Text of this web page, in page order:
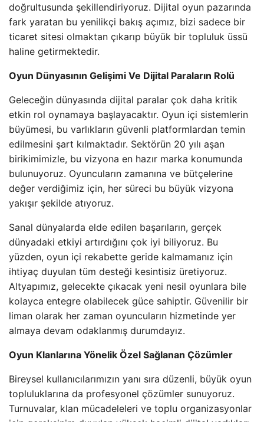
doğrultusunda şekillendiriyoruz. Dijital oyun pazarında
fark yaratan bu yenilikçi bakış açımız, bizi sadece bir
ticaret sitesi olmaktan çıkarıp büyük bir topluluk üssü
haline getirmektedir.
Oyun Dünyasının Gelişimi Ve Dijital Paraların Rolü
Geleceğin dünyasında dijital paralar çok daha kritik
etkin rol oynamaya başlayacaktır. Oyun içi sistemlerin
büyümesi, bu varlıkların güvenli platformlardan temin
edilmesini şart kılmaktadır. Sektörün 20 yılı aşan
birikimimizle, bu vizyona en hazır marka konumunda
bulunuyoruz. Oyuncuların zamanına ve bütçelerine
değer verdiğimiz için, her süreci bu büyük vizyona
yakışır şekilde atıyoruz.
Sanal dünyalarda elde edilen başarıların, gerçek
dünyadaki etkiyi artırdığını çok iyi biliyoruz. Bu
yüzden, oyun içi rekabette geride kalmamanız için
ihtiyaç duyulan tüm desteği kesintisiz üretiyoruz.
Altyapımız, gelecekte çıkacak yeni nesil oyunlara bile
kolayca entegre olabilecek güce sahiptir. Güvenilir bir
liman olarak her zaman oyuncuların hizmetinde yer
almaya devam odaklanmış durumdayız.
Oyun Klanlarına Yönelik Özel Sağlanan Çözümler
Bireysel kullanıcılarımızın yanı sıra düzenli, büyük oyun
topluluklarına da profesyonel çözümler sunuyoruz.
Turnuvalar, klan mücadeleleri ve toplu organizasyonlar